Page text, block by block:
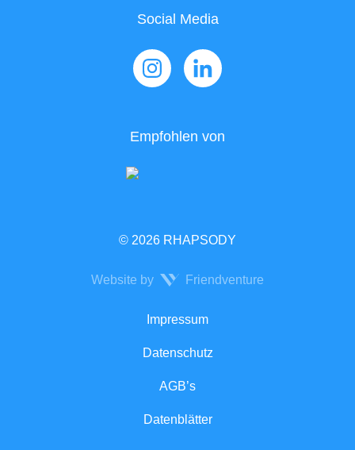
Social Media
Empfohlen von
© 2026 RHAPSODY
Website by Friendventure
Impressum
Datenschutz
AGB’s
Datenblätter